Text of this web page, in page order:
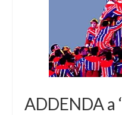
ADDENDA a